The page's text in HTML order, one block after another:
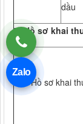
dầu
7. Hồ sơ khai
7.1. Hồ sơ khai
Zalo